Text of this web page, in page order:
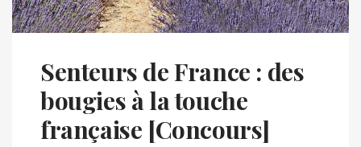
Senteurs de France : des
bougies à la touche
française [Concours]